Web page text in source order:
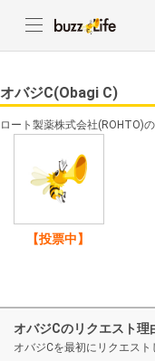
オバジC(Obagi C)
ロート製薬株式会社(ROHTO)
【投票中】
オバジCのリクエスト理
オバジCを最初にリクエスト